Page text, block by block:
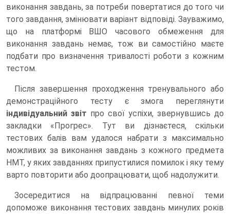
виконання завдань, за потреби повертатися до того чи
того завдання, змінювати варіант відповіді. Зауважимо,
що на платформі ВШО часового обмеження для
виконання завдань немає, тож ви самостійно маєте
подбати про визначення тривалості роботи з кожним
тестом.
Після завершення проходження тренувального або
демонстраційного тесту є змога переглянути
індивідуальний звіт про свої успіхи, звернувшись до
закладки «Прогрес». Тут ви дізнаєтеся, скільки
тестових балів вам удалося набрати з максимально
можливих за виконання завдань з кожного предмета
НМТ, у яких завданнях припустилися помилок і яку тему
варто повторити або доопрацювати, щоб надолужити.
Зосередитися на відпрацюванні певної теми
допоможе виконання тестових завдань минулих років